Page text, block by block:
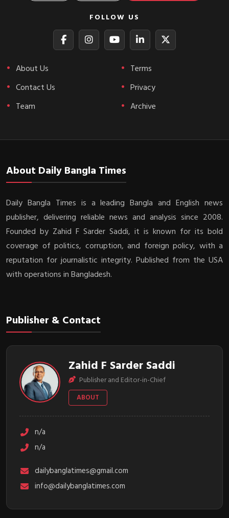
FOLLOW US
About Us
Contact Us
Team
Terms
Privacy
Archive
About Daily Bangla Times
Daily Bangla Times is a leading Bangla and English news
publisher, delivering reliable news and analysis since 2008.
Founded by Zahid F Sarder Saddi, it is known for its bold
coverage of politics, corruption, and foreign policy, with a
reputation for journalistic integrity. Published from the USA
with operations in Bangladesh.
Publisher & Contact
Zahid F Sarder Saddi
Publisher and Editor-in-Chief
ABOUT
n/a
n/a
dailybanglatimes@gmail.com
info@dailybanglatimes.com